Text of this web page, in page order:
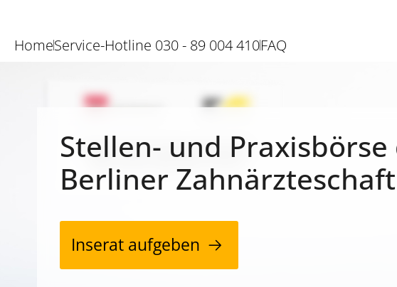
HomeService-Hotline 030 - 89 004 410FAQ
Stellen- und
Berliner Zahnärzteschaft
Inserat aufgeben